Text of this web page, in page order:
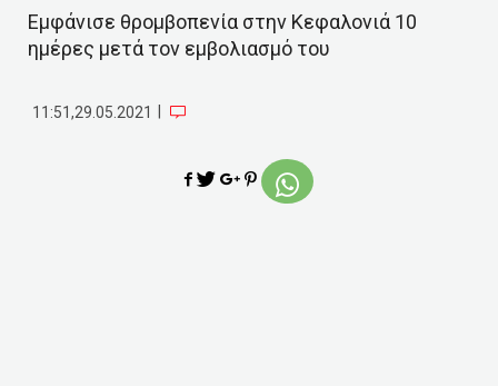
Εμφάνισε θρομβοπενία στην Κεφαλονιά 10
ημέρες μετά τον εμβολιασμό του
11:51,29.05.2021